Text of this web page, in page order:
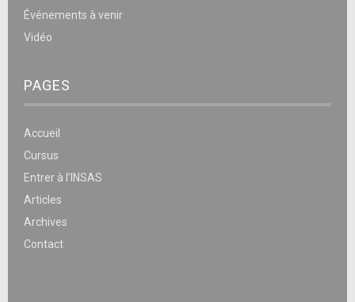
Événements à venir
Vidéo
PAGES
Accueil
Cursus
Entrer à l’INSAS
Articles
Archives
Contact